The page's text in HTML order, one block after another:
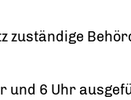
zuständige
und 6 Uhr